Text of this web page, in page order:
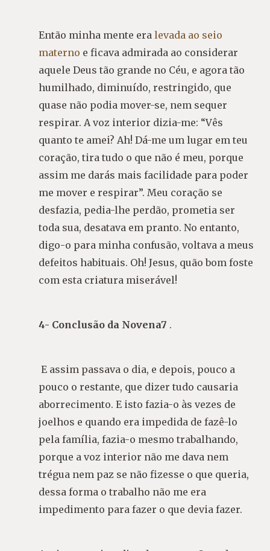
Então minha mente era levada ao seio
materno e ficava admirada ao considerar
aquele Deus tão grande no Céu, e agora tão
humilhado, diminuído, restringido, que
quase não podia mover-se, nem sequer
respirar. A voz interior dizia-me: “Vês
quanto te amei? Ah! Dá-me um lugar em teu
coração, tira tudo o que não é meu, porque
assim me darás mais facilidade para poder
me mover e respirar”. Meu coração se
desfazia, pedia-lhe perdão, prometia ser
toda sua, desatava em pranto. No entanto,
digo-o para minha confusão, voltava a meus
defeitos habituais. Oh! Jesus, quão bom foste
com esta criatura miserável!
4- Conclusão da Novena7 .
E assim passava o dia, e depois, pouco a
pouco o restante, que dizer tudo causaria
aborrecimento. E isto fazia-o às vezes de
joelhos e quando era impedida de fazê-lo
pela família, fazia-o mesmo trabalhando,
porque a voz interior não me dava nem
trégua nem paz se não fizesse o que queria,
dessa forma o trabalho não me era
impedimento para fazer o que devia fazer.